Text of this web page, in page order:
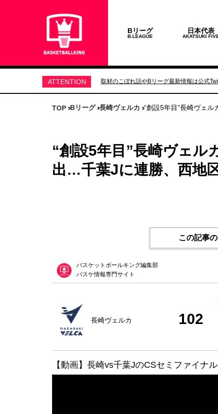
Bリーグ
B.LEAGUE
日本代表
AKATSUKI
ATTENTION 取材のこぼれ話やBリーグ最新情報は公式
TOP Bリーグ 長崎ヴェルカ “創設5年目”長崎ヴェ
“創設5年目”長崎ヴェル
出…千葉Jに連勝、西地
この記事
バスケットボールキング編集部
バスケ情報専門サイト
長崎ヴェルカ 102
【動画】長崎vs千葉JのCSセミファイナ